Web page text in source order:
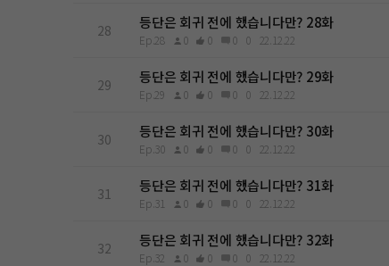
28 등단은 회귀 전에 했습니다만? 28화
Ep.28 0 0 0 0 22.12.22
29 등단은 회귀 전에 했습니다만? 29화
Ep.29 0 0 0 0 22.12.22
30 등단은 회귀 전에 했습니다만? 30화
Ep.30 0 0 0 0 22.12.22
31 등단은 회귀 전에 했습니다만? 31화
Ep.31 0 0 0 0 22.12.22
32 등단은 회귀 전에 했습니다만? 32화
Ep.32 0 0 0 0 22.12.22